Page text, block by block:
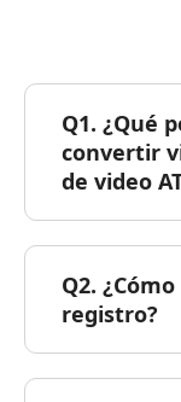
Q1. ¿Qué
convertir
de video
Q2.
registro?